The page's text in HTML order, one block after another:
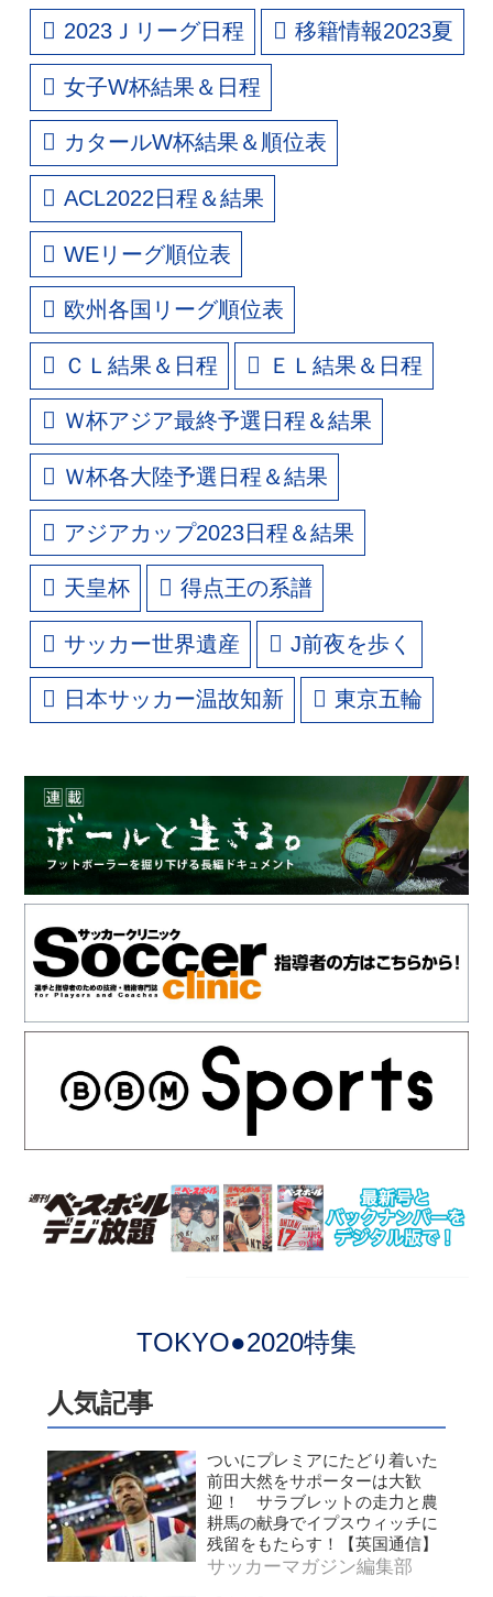
2023Ｊリーグ日程 移籍情報2023夏
女子W杯結果＆日程
カタールW杯結果＆順位表
ACL2022日程＆結果
WEリーグ順位表
欧州各国リーグ順位表
ＣＬ結果＆日程 ＥＬ結果＆日程
Ｗ杯アジア最終予選日程＆結果
Ｗ杯各大陸予選日程＆結果
アジアカップ2023日程＆結果
天皇杯 得点王の系譜
サッカー世界遺産 J前夜を歩く
日本サッカー温故知新 東京五輪
TOKYO●2020特集
人気記事
ついにプレミアにたどり着いた
前田大然をサポーターは大歓
迎！ サラブレットの走力と農
耕馬の献身でイプスウィッチに
残留をもたらす！【英国通信】
サッカーマガジン編集部